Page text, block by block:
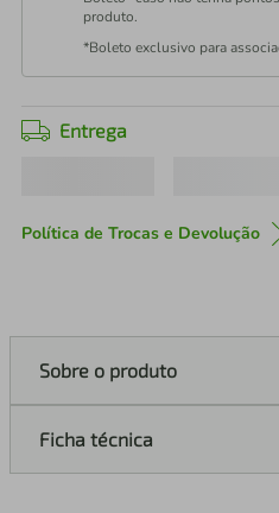
produto.
*Boleto exclusivo para
Entrega
Política de Trocas e Devolução
Sobre o produto
Ficha técnica